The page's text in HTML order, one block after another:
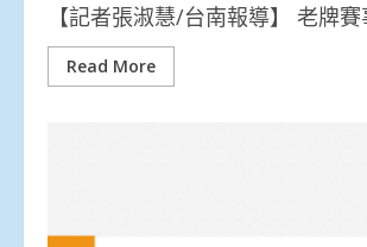
【記者張淑慧/台南報導】 老牌賽
Read More